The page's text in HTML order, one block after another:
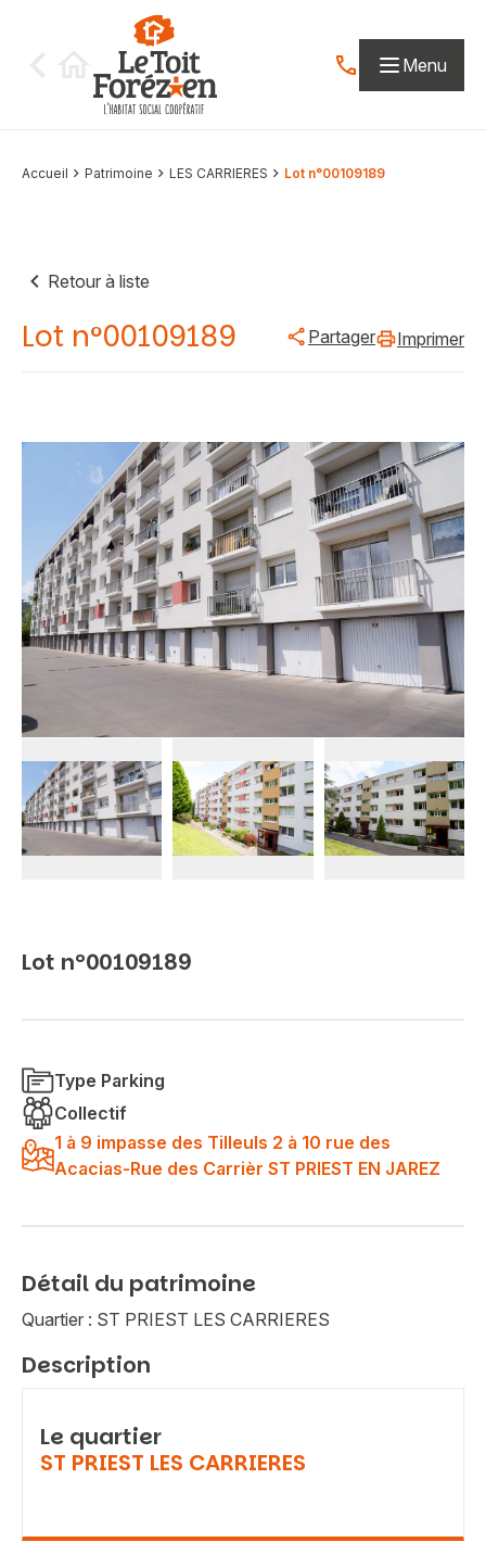
Contactez-nous
Menu
Accueil Patrimoine LES CARRIERES Lot n°00109189
Retour à liste
Lot n°00109189 Partager Imprimer
Lot n°00109189
Type Parking
Collectif
1 à 9 impasse des Tilleuls 2 à 10 rue des
Acacias-Rue des Carrièr ST PRIEST EN JAREZ
Détail du patrimoine
Quartier : ST PRIEST LES CARRIERES
Description
Le quartier
ST PRIEST LES CARRIERES